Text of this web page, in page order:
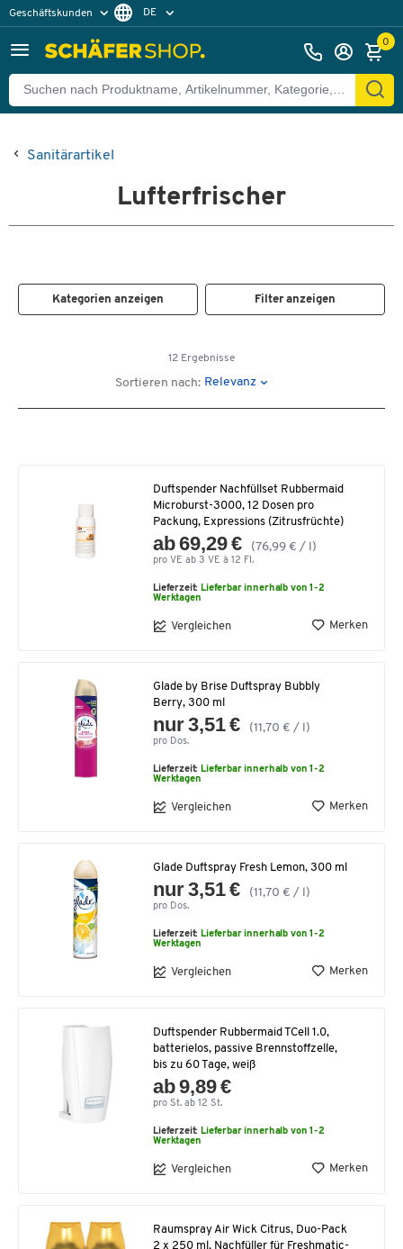
Geschäftskunden DE
0
Sanitärartikel
Lufterfrischer
Kategorien anzeigen Filter anzeigen
12 Ergebnisse
Sortieren nach: Relevanz
Duftspender Nachfüllset Rubbermaid
Microburst-3000, 12 Dosen pro
Packung, Expressions (Zitrusfrüchte)
ab 69,29 € (76,99 € / l)
pro VE ab 3 VE à 12 Fl.
Lieferzeit: Lieferbar innerhalb von 1-2
Werktagen
Vergleichen Merken
Glade by Brise Duftspray Bubbly
Berry, 300 ml
nur 3,51 € (11,70 € / l)
pro Dos.
Lieferzeit: Lieferbar innerhalb von 1-2
Werktagen
Vergleichen Merken
Glade Duftspray Fresh Lemon, 300 ml
nur 3,51 € (11,70 € / l)
pro Dos.
Lieferzeit: Lieferbar innerhalb von 1-2
Werktagen
Vergleichen Merken
Duftspender Rubbermaid TCell 1.0,
batterielos, passive Brennstoffzelle,
bis zu 60 Tage, weiß
ab 9,89 €
pro St. ab 12 St.
Lieferzeit: Lieferbar innerhalb von 1-2
Werktagen
Vergleichen Merken
Raumspray Air Wick Citrus, Duo-Pack
2 x 250 ml, Nachfüller für Freshmatic-